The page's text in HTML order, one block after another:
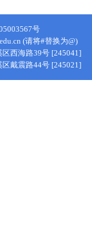
号
(请将#替换为@)
西海路39号 [245041]
戴震路44号 [245021]